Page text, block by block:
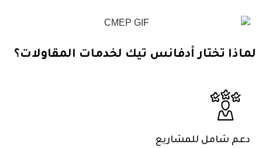
لماذا تختار أدفانس تيك لخدمات المقاولات؟
دعم شامل للمشاريع